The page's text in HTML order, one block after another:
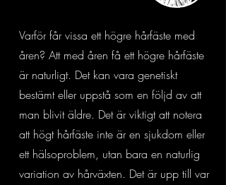
Varför får vissa ett högre hårfäste med
åren? Att med åren få ett högre hårfäste
är naturligt. Det kan vara genetiskt
bestämt eller uppstå som en följd av att
man blivit äldre. Det är viktigt att notera
att högt hårfäste inte är en sjukdom eller
ett hälsoproblem, utan bara en naturlig
variation av hårväxten. Det är upp till var